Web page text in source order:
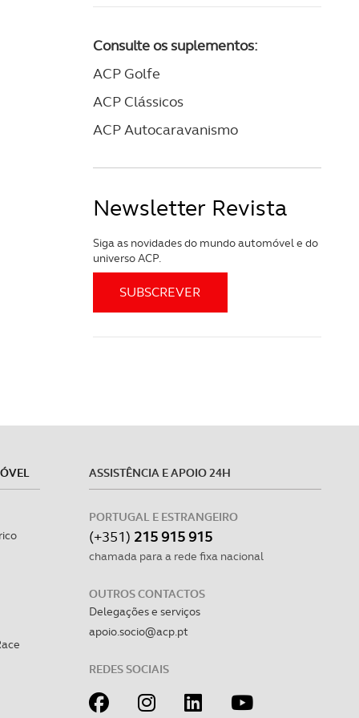
Consulte os suplementos:
ACP Golfe
ACP Clássicos
ACP Autocaravanismo
Newsletter Revista
Siga as novidades do mundo automóvel e do
universo ACP.
ASSISTÊNCIA E APOIO 24H
PORTUGAL E ESTRANGEIRO
(+351) 215 915 915
chamada para a rede fixa nacional
OUTROS CONTACTOS
Delegações e serviços
apoio.socio@acp.pt
REDES SOCIAIS